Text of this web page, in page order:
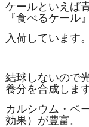
ケールといえば
『食べるケール
入荷しています
結球しないので
養分を合成します
カルシウム・ベ
効果）が豊富。